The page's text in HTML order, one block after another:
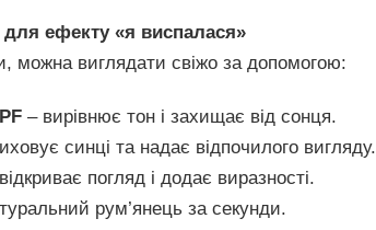
ефекту «я виспалася»
можна виглядати свіжо за допомогою:
– вирівнює тон і захищає від сонця.
синці та надає відпочилого вигляду.
погляд і додає виразності.
рум’янець за секунди.